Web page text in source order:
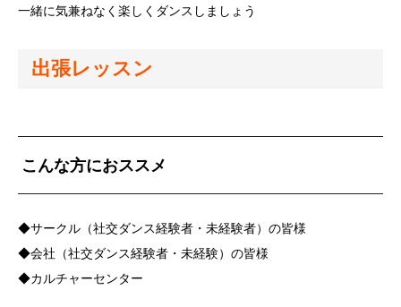
一緒に気兼ねなく楽しくダンスしましょう
出張レッスン
こんな方におススメ
◆サークル（社交ダンス経験者・未経験者）の皆様
◆会社（社交ダンス経験者・未経験）の皆様
◆カルチャーセンター